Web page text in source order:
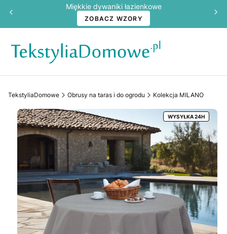
Miękkie dywaniki łazienkowe
ZOBACZ WZORY
TekstyliaDomowe Obrusy na taras i do ogrodu Kolekcja MILANO
WYSYŁKA 24H